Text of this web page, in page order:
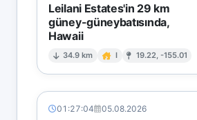
Leilani Estates'in 29 km
güney-güneybatısında,
Hawaii
34.9 km I 19.22, -155.01
01:27:04 05.08.2026